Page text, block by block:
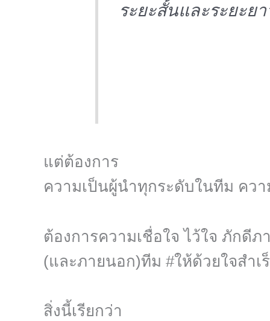
ระยะสั้นและระยะย
แต่ต้องการ
ความเป็นผู้นำทุกระดับในทีม คว
ต้องการความเชื่อใจ ไว้ใจ ภักดีภ
(และภายนอก)ทีม #ให้ด้วยใจสำเ
สิ่งนี้เรียกว่า